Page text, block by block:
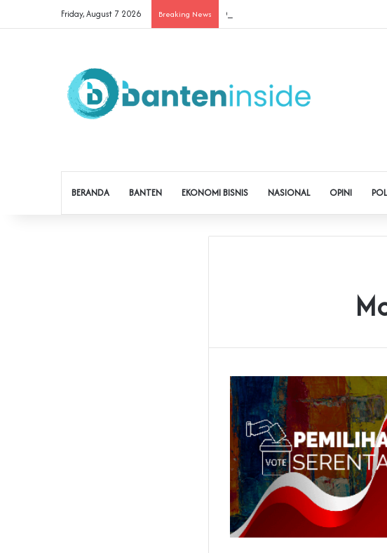
Friday, August 7 2026 Breaking News Cegah Buruh Terjerat Judol dan Pinjol,
BERANDA BANTEN EKONOMI BISNIS NASIONAL OPINI